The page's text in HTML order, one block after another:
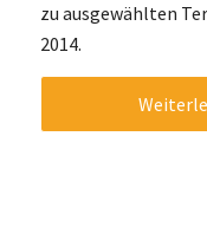
zu ausgewählten
2014.